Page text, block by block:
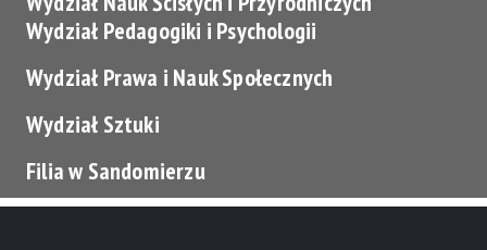
LinkiWydział Pedagogiki i Psychologii
Wydział Prawa i Nauk Społecznych
Wydział Sztuki
Filia w Sandomierzu